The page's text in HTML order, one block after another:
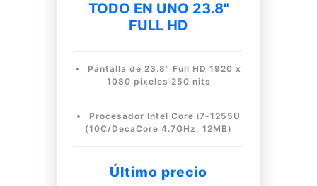
TODO EN UNO 23.8"
FULL HD
Pantalla de 23.8" Full HD 1920 x
1080 pixeles 250 nits
Procesador Intel Core i7-1255U
(10C/DecaCore 4.7GHz, 12MB)
Último precio